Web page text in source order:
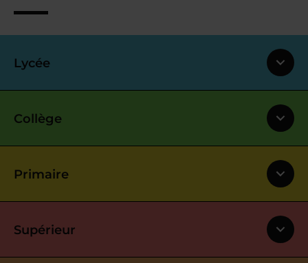
Lycée
Collège
Primaire
Supérieur